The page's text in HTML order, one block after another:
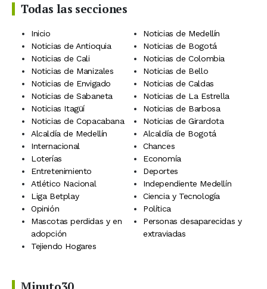
Todas las secciones
Inicio
Noticias de Medellín
Noticias de Antioquia
Noticias de Bogotá
Noticias de Cali
Noticias de Colombia
Noticias de Manizales
Noticias de Bello
Noticias de Envigado
Noticias de Caldas
Noticias de Sabaneta
Noticias de La Estrella
Noticias Itagüí
Noticias de Barbosa
Noticias de Copacabana
Noticias de Girardota
Alcaldía de Medellín
Alcaldía de Bogotá
Internacional
Chances
Loterías
Economía
Entretenimiento
Deportes
Atlético Nacional
Independiente Medellín
Liga Betplay
Ciencia y Tecnología
Opinión
Política
Mascotas perdidas y en
adopción
Personas desaparecidas y
extraviadas
Tejiendo Hogares
Minuto30